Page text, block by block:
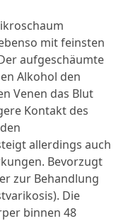
mit feinsten
aufgeschäumte
Alkohol den
Venen das Blut
Kontakt des
allerdings auch
Bevorzugt
zur Behandlung
Die
binnen 48